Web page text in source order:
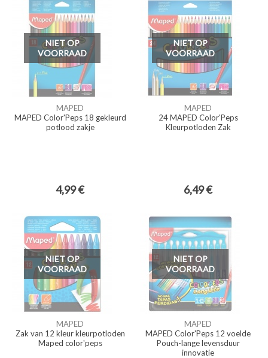
NIET OP
VOORRAAD
MAPED
MAPED Color'Peps 18 gekleurd
potlood zakje
4,99 €
NIET OP
VOORRAAD
MAPED
24 MAPED Color'Peps
Kleurpotloden Zak
6,49 €
NIET OP
VOORRAAD
MAPED
Zak van 12 kleur kleurpotloden
Maped color'peps
NIET OP
VOORRAAD
MAPED
MAPED Color'Peps 12 voelde
Pouch-lange levensduur
innovatie